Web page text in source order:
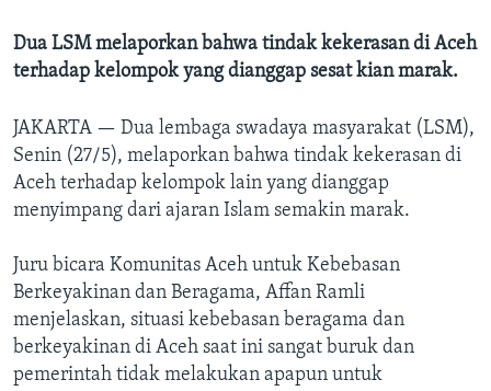
Dua LSM melaporkan bahwa tindak kekerasan di Aceh
terhadap kelompok yang dianggap sesat kian marak.
JAKARTA — Dua lembaga swadaya masyarakat (LSM),
Senin (27/5), melaporkan bahwa tindak kekerasan di
Aceh terhadap kelompok lain yang dianggap
menyimpang dari ajaran Islam semakin marak.
Juru bicara Komunitas Aceh untuk Kebebasan
Berkeyakinan dan Beragama, Affan Ramli
menjelaskan, situasi kebebasan beragama dan
berkeyakinan di Aceh saat ini sangat buruk dan
pemerintah tidak melakukan apapun untuk